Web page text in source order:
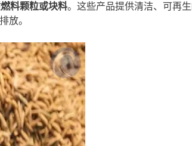
料颗粒或块料。这些产品提供清洁、可再
放。